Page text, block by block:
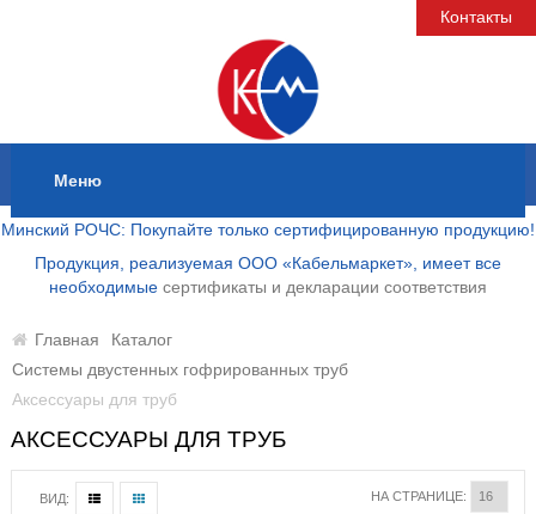
Контакты
Меню
Минский РОЧС: Покупайте только сертифицированную продукцию!
Продукция, реализуемая ООО «Кабельмаркет», имеет все
необходимые сертификаты и декларации соответствия
Главная
Каталог
Системы двустенных гофрированных труб
Аксессуары для труб
АКСЕССУАРЫ ДЛЯ ТРУБ
ВИД: НА СТРАНИЦЕ: